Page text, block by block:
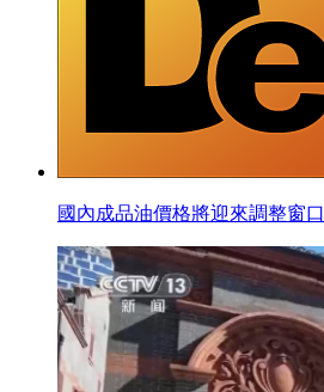
國內成品油價格將迎來調整窗口